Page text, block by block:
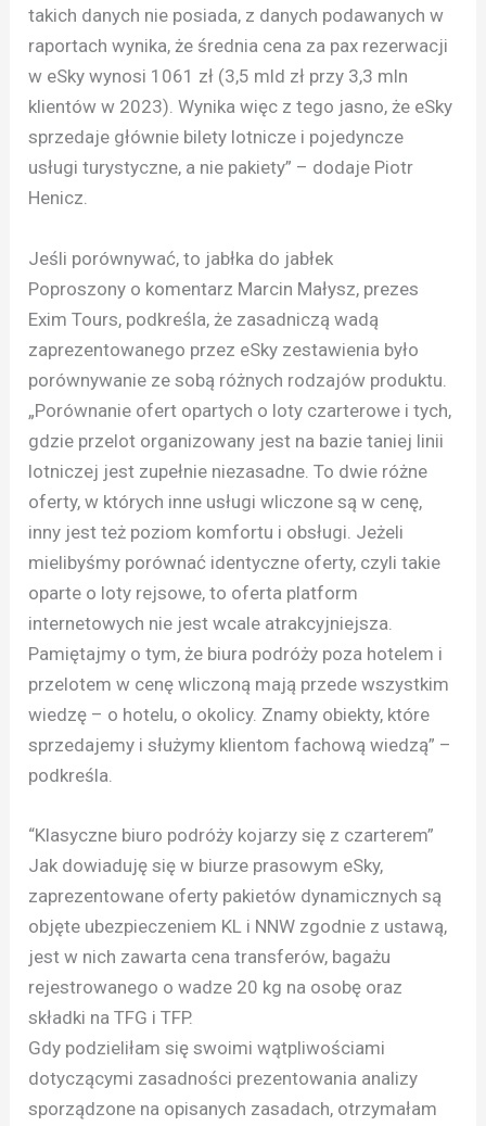
takich danych nie posiada, z danych podawanych w
raportach wynika, że średnia cena za pax rezerwacji
w eSky wynosi 1061 zł (3,5 mld zł przy 3,3 mln
klientów w 2023). Wynika więc z tego jasno, że eSky
sprzedaje głównie bilety lotnicze i pojedyncze
usługi turystyczne, a nie pakiety” – dodaje Piotr
Henicz.
Jeśli porównywać, to jabłka do jabłek
Poproszony o komentarz Marcin Małysz, prezes
Exim Tours, podkreśla, że zasadniczą wadą
zaprezentowanego przez eSky zestawienia było
porównywanie ze sobą różnych rodzajów produktu.
„Porównanie ofert opartych o loty czarterowe i tych,
gdzie przelot organizowany jest na bazie taniej linii
lotniczej jest zupełnie niezasadne. To dwie różne
oferty, w których inne usługi wliczone są w cenę,
inny jest też poziom komfortu i obsługi. Jeżeli
mielibyśmy porównać identyczne oferty, czyli takie
oparte o loty rejsowe, to oferta platform
internetowych nie jest wcale atrakcyjniejsza.
Pamiętajmy o tym, że biura podróży poza hotelem i
przelotem w cenę wliczoną mają przede wszystkim
wiedzę – o hotelu, o okolicy. Znamy obiekty, które
sprzedajemy i służymy klientom fachową wiedzą” –
podkreśla.
“Klasyczne biuro podróży kojarzy się z czarterem”
Jak dowiaduję się w biurze prasowym eSky,
zaprezentowane oferty pakietów dynamicznych są
objęte ubezpieczeniem KL i NNW zgodnie z ustawą,
jest w nich zawarta cena transferów, bagażu
rejestrowanego o wadze 20 kg na osobę oraz
składki na TFG i TFP.
Gdy podzieliłam się swoimi wątpliwościami
dotyczącymi zasadności prezentowania analizy
sporządzone na opisanych zasadach, otrzymałam